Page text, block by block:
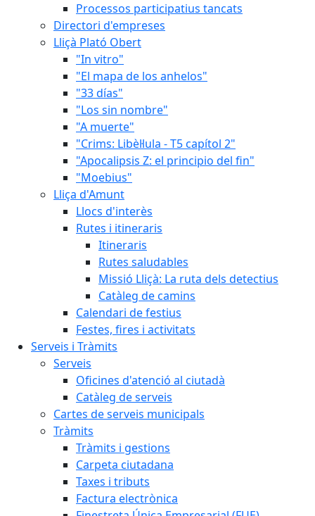
Processos participatius tancats
Directori d'empreses
Lliçà Plató Obert
"In vitro"
"El mapa de los anhelos"
"33 días"
"Los sin nombre"
"A muerte"
"Crims: Libèl·lula - T5 capítol 2"
"Apocalipsis Z: el principio del fin"
"Moebius"
Lliça d'Amunt
Llocs d'interès
Rutes i itineraris
Itineraris
Rutes saludables
Missió Lliçà: La ruta dels detectius
Catàleg de camins
Calendari de festius
Festes, fires i activitats
Serveis i Tràmits
Serveis
Oficines d'atenció al ciutadà
Catàleg de serveis
Cartes de serveis municipals
Tràmits
Tràmits i gestions
Carpeta ciutadana
Taxes i tributs
Factura electrònica